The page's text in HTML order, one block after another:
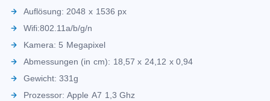
Auflösung: 2048 x 1536 px
Wifi:802.11a/b/g/n
Kamera: 5 Megapixel
Abmessungen (in cm): 18,57 x 24,12 x 0,94
Gewicht: 331g
Prozessor: Apple A7 1,3 Ghz